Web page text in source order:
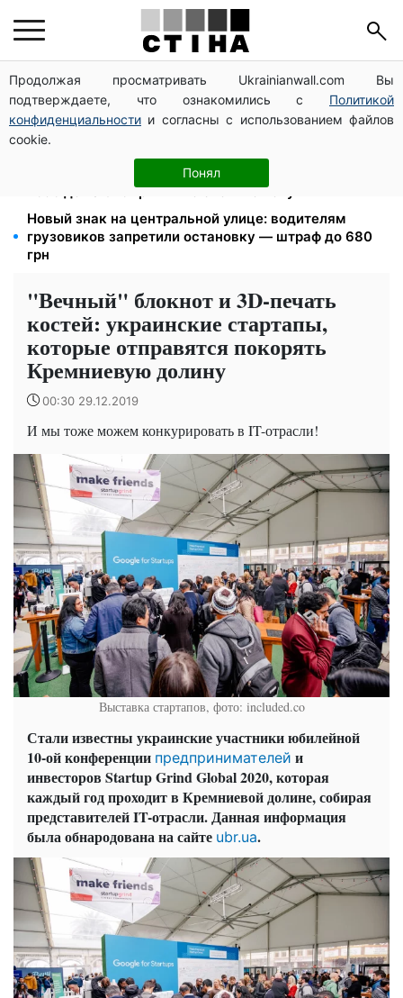
Продолжая просматривать Ukrainianwall.com Вы
подтверждаете, что ознакомились с Политикой
конфиденциальности и согласны с использованием файлов
cookie.
Понял
125 грн за куб воды: закон №4777 запустил двойное
подорожание тарифов в регионах
Дефицит товаров в Фора: рф уничтожила склады с
запасами продукции
Пенсия по инвалидности III группы с сентября: от
2595 до 10 625 грн — кто сколько получит
Новый знак на центральной улице: водителям
грузовиков запретили остановку — штраф до 680
грн
"Вечный" блокнот и 3D-печать
костей: украинские стартапы,
которые отправятся покорять
Кремниевую долину
00:30 29.12.2019
И мы тоже можем конкурировать в IT-отрасли!
Выставка стартапов, фото: included.co
Стали известны украинские участники юбилейной
10-ой конференции предпринимателей и
инвесторов Startup Grind Global 2020, которая
каждый год проходит в Кремниевой долине, собирая
представителей IT-отрасли. Данная информация
была обнародована на сайте ubr.ua.